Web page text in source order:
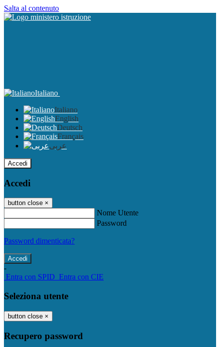
Salta al contenuto
Italiano
Italiano
English
Deutsch
Français
عربى
Accedi
Accedi
button close ×
Nome Utente
Password
Password dimenticata?
-
Entra con SPID Entra con CIE
Seleziona utente
button close ×
Recupero password